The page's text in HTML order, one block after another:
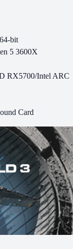
bit
5 3600X
RX5700/Intel ARC
Card